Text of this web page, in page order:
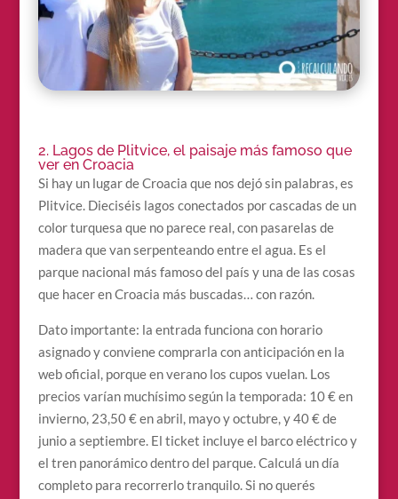
2. Lagos de Plitvice, el paisaje más famoso que
ver en Croacia
Si hay un lugar de Croacia que nos dejó sin palabras, es
Plitvice. Dieciséis lagos conectados por cascadas de un
color turquesa que no parece real, con pasarelas de
madera que van serpenteando entre el agua. Es el
parque nacional más famoso del país y una de las cosas
que hacer en Croacia más buscadas… con razón.
Dato importante: la entrada funciona con horario
asignado y conviene comprarla con anticipación en la
web oficial, porque en verano los cupos vuelan. Los
precios varían muchísimo según la temporada: 10 € en
invierno, 23,50 € en abril, mayo y octubre, y 40 € de
junio a septiembre. El ticket incluye el barco eléctrico y
el tren panorámico dentro del parque. Calculá un día
completo para recorrerlo tranquilo. Si no querés